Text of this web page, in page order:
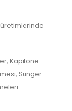
Kapitone
Sünger –